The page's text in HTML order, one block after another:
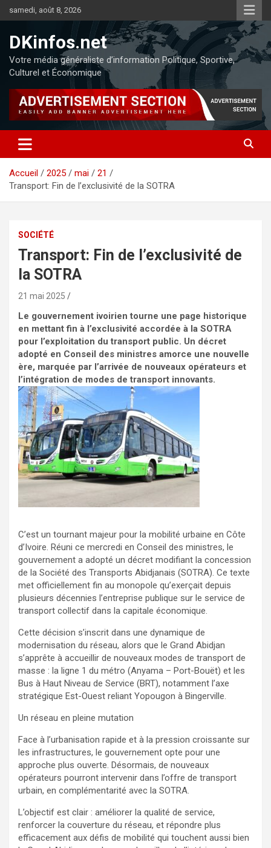
samedi, août 8, 2026
DKinfos.net
Votre média généraliste d’information Politique, Sportive,
Culturel et Économique
Accueil 2025 mai
21
Transport: Fin de l’exclusivité de la SOTRA
SOCIÉTÉ
Transport: Fin de l’exclusivité de
la SOTRA
21 mai 2025
Le gouvernement ivoirien tourne une page historique
en mettant fin à l’exclusivité accordée à la SOTRA
pour l’exploitation du transport public. Un décret
adopté en Conseil des ministres amorce une nouvelle
ère, marquée par l’arrivée de nouveaux opérateurs et
l’intégration de modes de transport innovants.
C’est un tournant majeur pour la mobilité urbaine en Côte
d’Ivoire. Réuni ce mercredi en Conseil des ministres, le
gouvernement a adopté un décret modifiant la concession
de la Société des Transports Abidjanais (SOTRA). Ce texte
met officiellement fin au monopole qu’exerçait depuis
plusieurs décennies l’entreprise publique sur le service de
transport collectif dans la capitale économique.
Cette décision s’inscrit dans une dynamique de
modernisation du réseau, alors que le Grand Abidjan
s’apprête à accueillir de nouveaux modes de transport de
masse : la ligne 1 du métro (Anyama – Port-Bouët) et les
Bus à Haut Niveau de Service (BRT), notamment l’axe
stratégique Est-Ouest reliant Yopougon à Bingerville.
Un réseau en pleine mutation
Face à l’urbanisation rapide et à la pression croissante sur
les infrastructures, le gouvernement opte pour une
approche plus ouverte. Désormais, de nouveaux
opérateurs pourront intervenir dans l’offre de transport
urbain, en complémentarité avec la SOTRA.
L’objectif est clair : améliorer la qualité de service,
renforcer la couverture du réseau, et répondre plus
efficacement aux défis de mobilité qui touchent aussi bien